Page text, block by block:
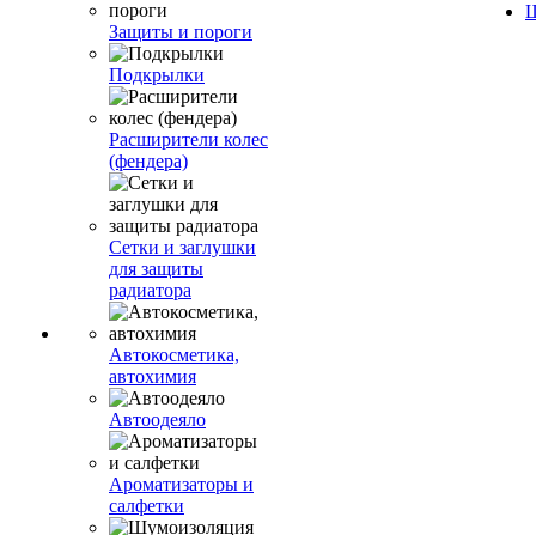
Защиты и пороги
Подкрылки
Расширители колес
(фендера)
Сетки и заглушки
для защиты
радиатора
Автокосметика,
автохимия
Автоодеяло
Ароматизаторы и
салфетки